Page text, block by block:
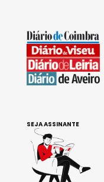
SEJA ASSINANTE